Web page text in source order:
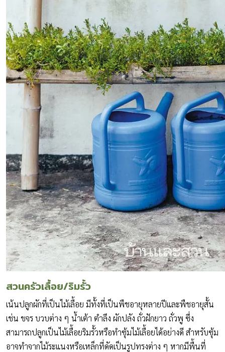
สวนครัวเลื้อย/ริมรั้ว
เน้นปลูกผักที่เป็นไม้เลื้อย มีทั้งที่เป็นพืชอายุหลายปีและพืชอายุสั้น
เช่น ขจร บวบต่าง ๆ น้ำเต้า ตำลึง ผักปลัง ถั่วฝักยาว ถั่วพู ซึ่ง
สามารถปลูกเป็นไม้เลื้อยริมรั้วหรือทำซุ้มไม้เลื้อยได้อย่างดี สำหรับซุ้ม
อาจทำจากไม้ระแนงหรือเหล็กที่ดัดเป็นรูปทรงต่าง ๆ หากมีพื้นที่